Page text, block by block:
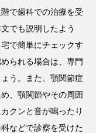
で歯科での治療を受
でも説明したよう
で簡単にチェックす
られる場合は、専門
う。また、顎関節症
、顎関節やその周囲
クンと音が鳴ったり
などで診察を受けた